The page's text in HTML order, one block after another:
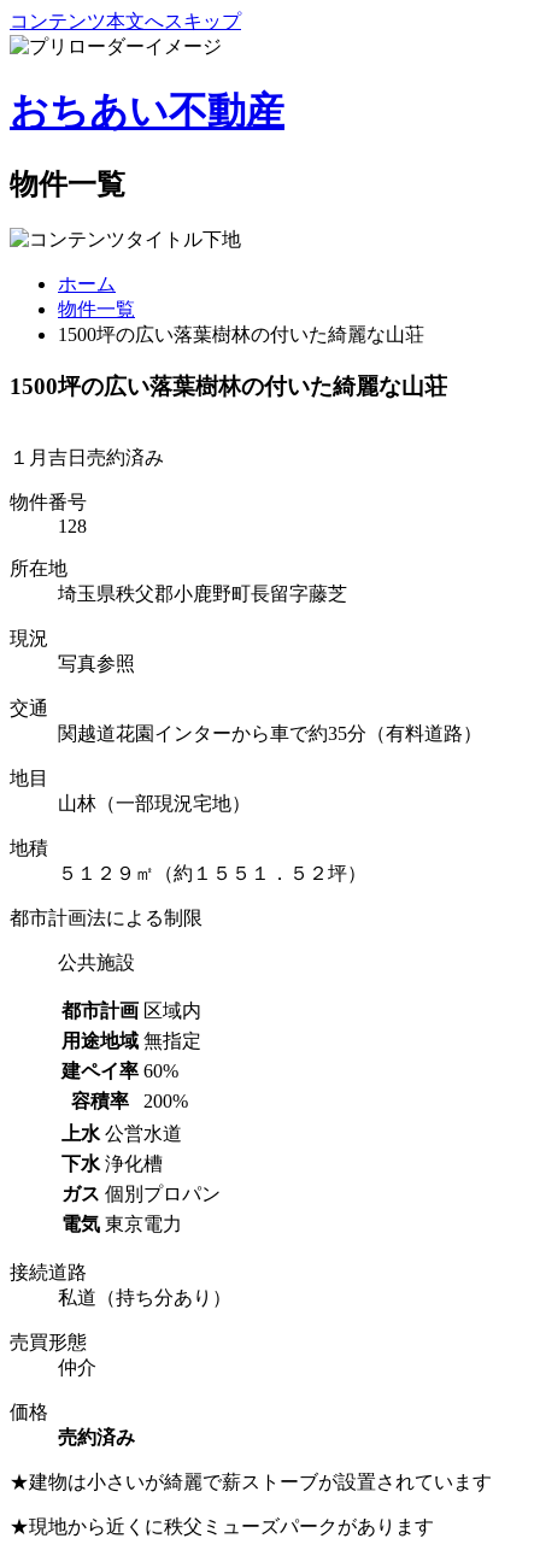
コンテンツ本文へスキップ
おちあい不動産
物件一覧
ホーム
物件一覧
1500坪の広い落葉樹林の付いた綺麗な山荘
1500坪の広い落葉樹林の付いた綺麗な山荘
１月吉日 売約済み
物件番号
128
所在地
埼玉県秩父郡小鹿野町長留字藤芝
現況
写真参照
交通
関越道花園インターから車で約35分（有料道路）
地目
山林（一部現況宅地）
地積
５１２９㎡（約１５５１．５２坪）
都市計画法による制限
公共施設
都市計画 区域内
用途地域 無指定
建ペイ率 60%
容積率
200%
上水 公営水道
下水 浄化槽
ガス 個別プロパン
電気 東京電力
接続道路
私道（持ち分あり）
売買形態
仲介
価格
売約済み
★建物は小さいが綺麗で薪ストーブが設置されています
★現地から近くに秩父ミューズパークがあります